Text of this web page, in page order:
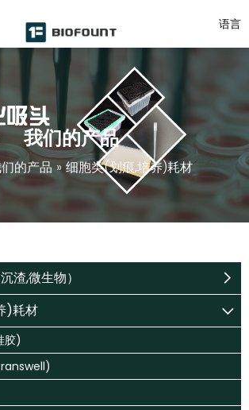
语言
我们的产品
的产品 » 细胞类(划痕,培养)耗材
渣,微生物）
)耗材
胶)